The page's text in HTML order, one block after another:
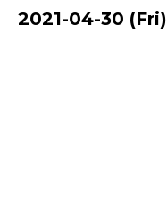
2021-04-30 (Fri)